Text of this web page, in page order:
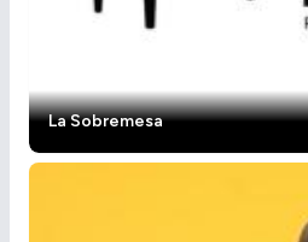
La Sobremesa